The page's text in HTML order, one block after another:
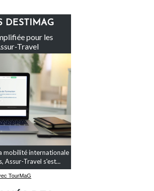
Claire rachète Eden
DESTIMAG
pour les
Travel
mobilité internationale
Assur-Travel s'est...